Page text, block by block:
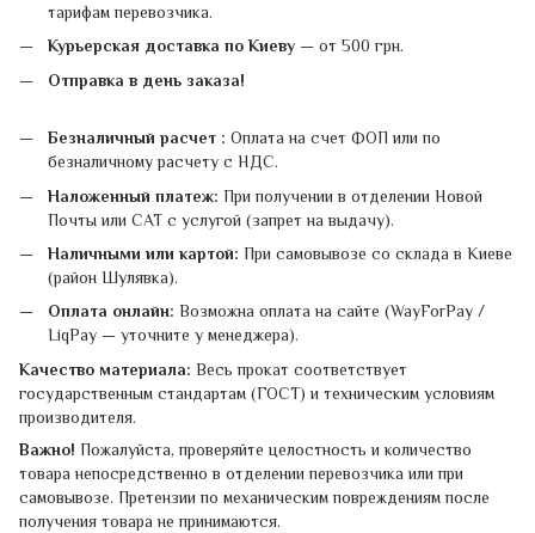
тарифам перевозчика.
Курьерская доставка по Киеву — от 500 грн.
Отправка в день заказа!
Безналичный расчет : Оплата на счет ФОП или по
безналичному расчету с НДС.
Наложенный платеж: При получении в отделении Новой
Почты или САТ с услугой (запрет на выдачу).
Наличными или картой: При самовывозе со склада в Киеве
(район Шулявка).
Оплата онлайн: Возможна оплата на сайте (WayForPay /
LiqPay — уточните у менеджера).
Качество материала: Весь прокат соответствует
государственным стандартам (ГОСТ) и техническим условиям
производителя.
Важно! Пожалуйста, проверяйте целостность и количество
товара непосредственно в отделении перевозчика или при
самовывозе. Претензии по механическим повреждениям после
получения товара не принимаются.